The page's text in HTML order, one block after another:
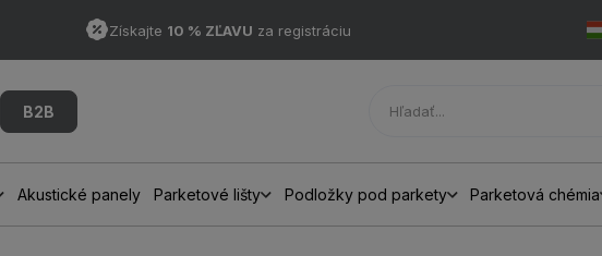
Získajte 10 % ZĽAVU za registráciu
B2B
Akustické panely Parketové lišty Podložky pod parkety Parketová chémia